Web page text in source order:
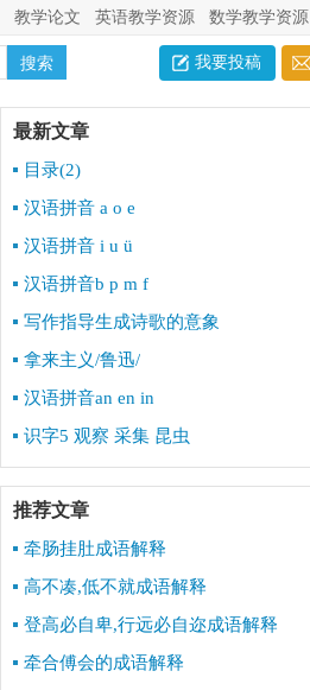
教学论文 英语教学资源 数学教学资源
我要投稿
最新文章
目录(2)
汉语拼音 a o e
汉语拼音 i u ü
汉语拼音b p m f
写作指导生成诗歌的意象
拿来主义/鲁迅/
汉语拼音an en in
识字5 观察 采集 昆虫
推荐文章
牵肠挂肚成语解释
高不凑,低不就成语解释
登高必自卑,行远必自迩成语解释
牵合傅会的成语解释